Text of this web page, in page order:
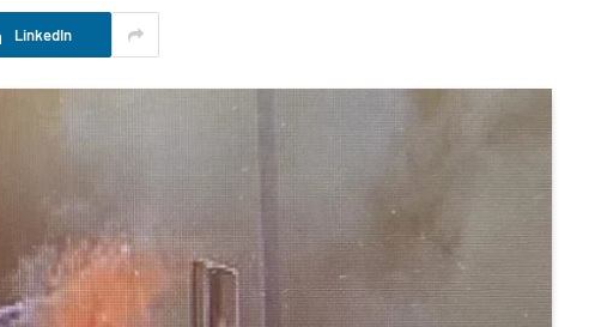
LinkedIn